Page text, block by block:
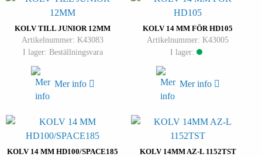
KOLV TILL JUNIOR 12MM
Artikelnummer: K43083
I lager: Beställningsvara
Mer info
KOLV 14 MM FÖR HD105
Artikelnummer: K43005
I lager:
Mer info
KOLV 14 MM HD100/SPACE185 KOLV 14MM AZ-L 1152TST